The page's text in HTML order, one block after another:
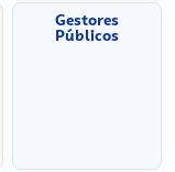
Gestores
Públicos